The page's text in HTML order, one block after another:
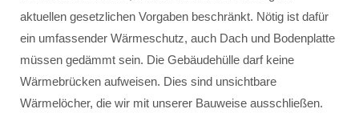
aktuellen gesetzlichen Vorgaben beschränkt. Nötig ist dafür
ein umfassender Wärmeschutz, auch Dach und Bodenplatte
müssen gedämmt sein. Die Gebäudehülle darf keine
Wärmebrücken aufweisen. Dies sind unsichtbare
Wärmelöcher, die wir mit unserer Bauweise ausschließen.